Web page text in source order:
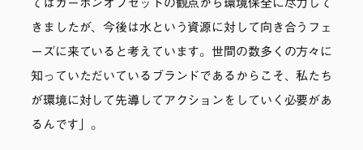
てはカーボンオフセットの観点から環境保全に尽力して
きましたが、今後は水という資源に対して向き合うフェ
ーズに来ていると考えています。世間の数多くの方々に
知っていただいているブランドであるからこそ、私たち
が環境に対して先導してアクションをしていく必要があ
るんです」。